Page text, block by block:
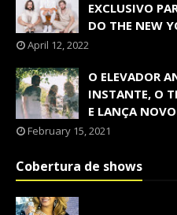
EXCLUSIVO
DO THE NEW
April 12, 2022
O ELEVADOR
INSTANTE, O
E LANÇA
February 15, 2021
Cobertura de shows